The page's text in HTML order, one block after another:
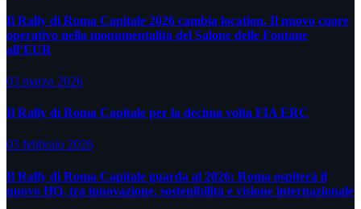
Il Rally di Roma Capitale 2026 cambia location. Il nuovo cuore
operativo nella monumentalità del Salone delle Fontane
all’EUR
03 marzo 2026
Il Rally di Roma Capitale per la decima volta FIA ERC
03 febbraio 2026
Il Rally di Roma Capitale guarda al 2026: Roma ospiterà il
nuovo HQ, tra innovazione, sostenibilità e visione internazionale